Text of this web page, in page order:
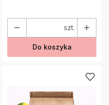
szt.
Do koszyka